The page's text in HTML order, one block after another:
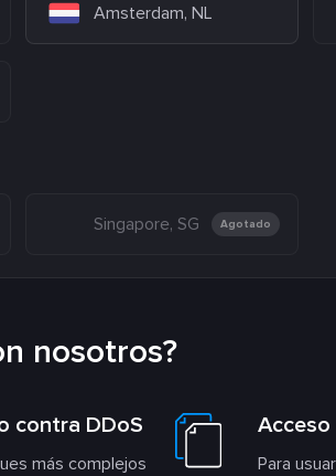
Amsterdam, NL
Singapore, SG Agotado
nosotros?
contra DDoS
más complejos
Para